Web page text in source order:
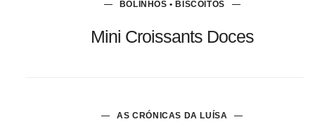
BOLINHOS • BISCOITOS
Mini Croissants Doces
AS CRÓNICAS DA LUÍSA